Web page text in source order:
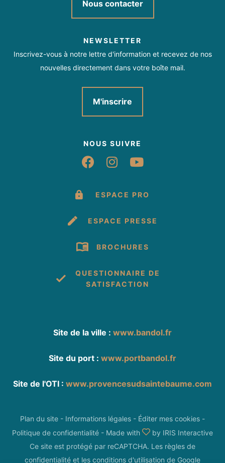
Nous contacter
NEWSLETTER
Inscrivez-vous à notre lettre d'information et recevez de nos
nouvelles directement dans votre boîte mail.
M'inscrire
NOUS SUIVRE
Suivez-nous sur
Suivez-nous sur
Suivez-nous
ESPACE PRO
ESPACE PRESSE
BROCHURES
QUESTIONNAIRE DE
SATISFACTION
Site de la ville : www.bandol.fr
Site du port : www.portbandol.fr
Site de l'OTI : www.provencesudsaintebaume.com
Plan du site - Informations légales - Éditer mes cookies -
Politique de confidentialité - Made with by IRIS Interactive
Ce site est protégé par reCAPTCHA. Les règles de
confidentialité et les conditions d'utilisation de Google